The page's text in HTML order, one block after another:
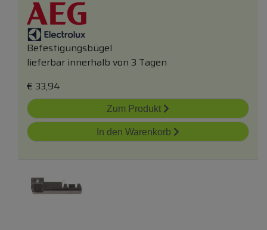
Befestigungsbügel
lieferbar innerhalb von 3 Tagen
€ 33,94
Zum Produkt
In den Warenkorb